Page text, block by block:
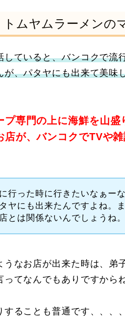
ムヤムラーメンの
していると、バンコクで流
が、パタヤにも出来て美味
プ専門の上に海鮮を山
店が、バンコクでTVや
行った時に行きたいなぁー
ヤにも出来たんですよね。
とは関係ないんでしょうね。
うなお店が出来た時は、弟
てなんでもありですから
することも普通です、、、